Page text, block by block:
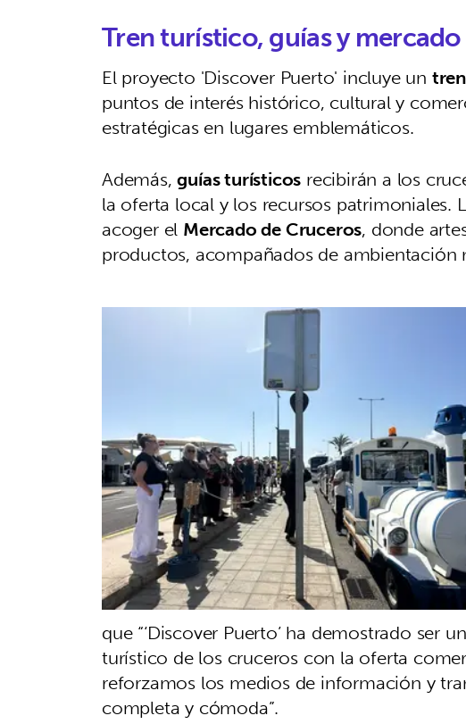
Tren turístico,guías ymercado
El proyecto 'Discover Puerto' incluye un
puntos de interés histórico, cultural y
estratégicas en lugares emblemáticos.
Además,guías turísticos recibirán a los
la oferta local y los recursos patrimoniales.
acoger el Mercado de Cruceros, donde
productos, acompañados de ambientación
que “‘Discover Puerto’ ha demostrado
turístico de los cruceros con la oferta
reforzamos los medios de información y
completa y cómoda”.